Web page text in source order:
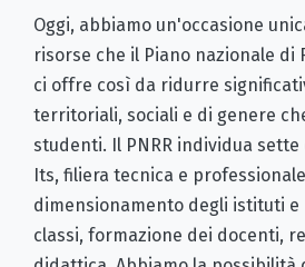
Oggi, abbiamo un'occasione
risorse che il Piano nazionale di
ci offre così da ridurre
territoriali, sociali e di genere
studenti. Il PNRR individua
Its, filiera tecnica e
dimensionamento degli istituti e
classi, formazione dei docenti,